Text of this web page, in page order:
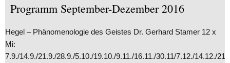
Programm September-Dezember 2016
Hegel – Phänomenologie des Geistes Dr. Gerhard Stamer 12 x
Mi:
7.9./14.9./21.9./28.9./5.10./19.10./9.11./16.11./30.11/7.12./14.12./